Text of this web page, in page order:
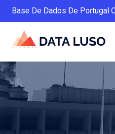
Skip
to
content
Base De Dados De Portugal